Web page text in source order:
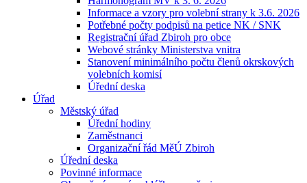
Informace a vzory pro volební strany k 3.6. 2026
Potřebné počty podpisů na petice NK / SNK
Registrační úřad Zbiroh pro obce
Webové stránky Ministerstva vnitra
Stanovení minimálního počtu členů okrskových
volebních komisí
Úřední deska
Úřad
Městský úřad
Úřední hodiny
Zaměstnanci
Organizační řád MěÚ Zbiroh
Úřední deska
Povinné informace